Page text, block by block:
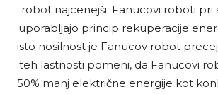
robot najcenejši. Fanucovi roboti pri
uporabljajo princip rekuperacije
isto nosilnost je Fanucov robot
teh lastnosti pomeni, da Fanucovi
50% manj električne energije kot